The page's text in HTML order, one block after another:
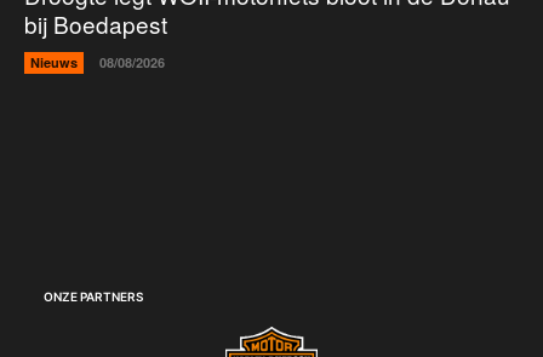
bij Boedapest
Nieuws 08/08/2026
ONZE PARTNERS